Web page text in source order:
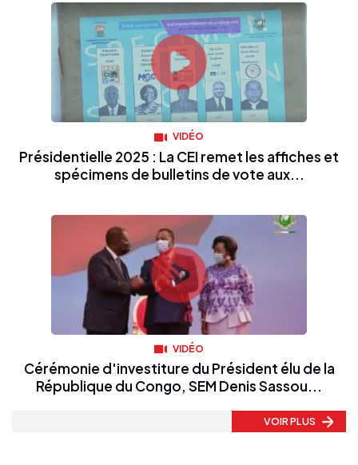
VIDÉO
Présidentielle 2025 : La CEI remet les affiches et
spécimens de bulletins de vote aux...
VIDÉO
Cérémonie d'investiture du Président élu de la
République du Congo, SEM Denis Sassou...
VOIR PLUS